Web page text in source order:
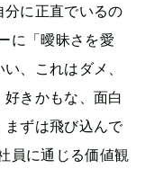
分に正直でいるの
に「曖昧さを愛
、これはダメ、
きかもな、面白
まずは飛び込んで
員に通じる価値観